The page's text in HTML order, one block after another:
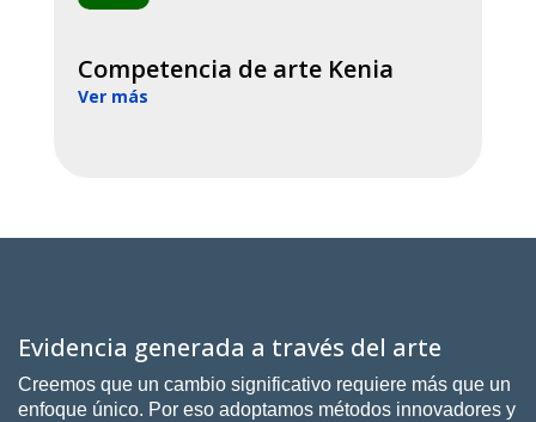
Competencia de arte Kenia
Ver más
Evidencia generada a través del arte
Creemos que un cambio significativo requiere más que un
enfoque único. Por eso adoptamos métodos innovadores y